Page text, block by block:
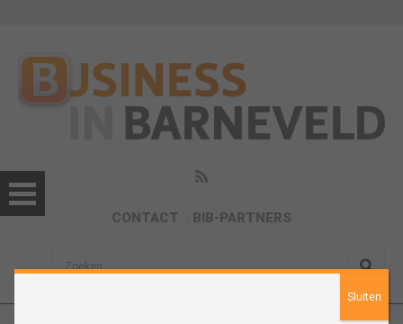
CONTACT BIB-PARTNERS
sisea.search
Sluiten